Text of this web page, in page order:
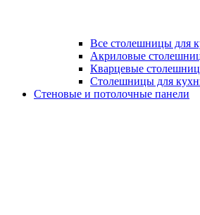
Все столешницы для
Акриловые
Кварцевые
Столешницы для
Стеновые и потолочные панели